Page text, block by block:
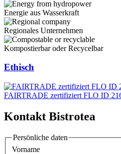
Energie aus Wasserkraft
Regionales Unternehmen
Kompostierbar oder Recycelbar
Ethisch
FAIRTRADE zertifiziert FLO ID
Kontakt Bistrotea
Persönliche daten
Vorname